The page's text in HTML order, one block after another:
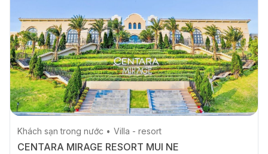
Khách sạn trong nước Villa - resort
CENTARA MIRAGE RESORT MUI NE